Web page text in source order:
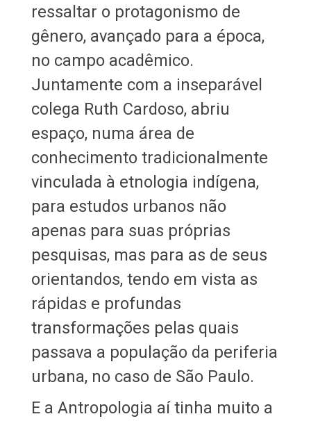
ressaltar o protagonismo de
gênero, avançado para a época,
no campo acadêmico.
Juntamente com a inseparável
colega Ruth Cardoso, abriu
espaço, numa área de
conhecimento tradicionalmente
vinculada à etnologia indígena,
para estudos urbanos não
apenas para suas próprias
pesquisas, mas para as de seus
orientandos, tendo em vista as
rápidas e profundas
transformações pelas quais
passava a população da periferia
urbana, no caso de São Paulo.
E a Antropologia aí tinha muito a